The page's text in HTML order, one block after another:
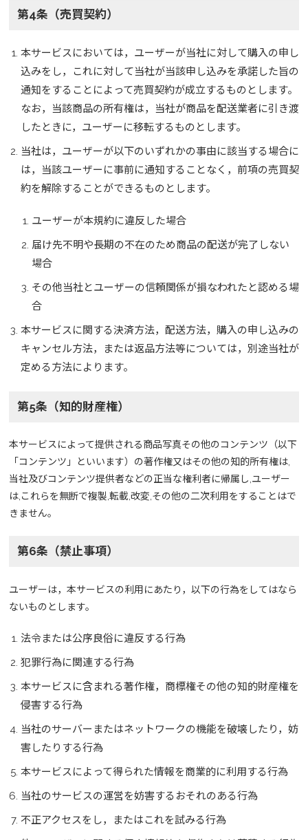
第4条（売買契約）
本サービスにおいては，ユーザーが当社に対して購入の申し
込みをし，これに対して当社が当該申し込みを承諾した旨の
通知をすることによって売買契約が成立するものとします。
なお，当該商品の所有権は，当社が商品を配送業者に引き渡
したときに，ユーザーに移転するものとします。
当社は，ユーザーが以下のいずれかの事由に該当する場合に
は，当該ユーザーに事前に通知することなく，前項の売買契
約を解除することができるものとします。
ユーザーが本規約に違反した場合
届け先不明や長期の不在のため商品の配送が完了しない
場合
その他当社とユーザーの信頼関係が損なわれたと認める場
合
本サービスに関する決済方法，配送方法，購入の申し込みの
キャンセル方法，または返品方法等については，別途当社が
定める方法によります。
第5条（知的財産権）
本サービスによって提供される商品写真その他のコンテンツ（以下
「コンテンツ」といいます）の著作権又はその他の知的所有権は,
当社及びコンテンツ提供者などの正当な権利者に帰属し,ユーザー
は,これらを無断で複製,転載,改変,その他の二次利用をすることはで
きません。
第6条（禁止事項）
ユーザーは，本サービスの利用にあたり，以下の行為をしてはなら
ないものとします。
法令または公序良俗に違反する行為
犯罪行為に関連する行為
本サービスに含まれる著作権，商標権その他の知的財産権を
侵害する行為
当社のサーバーまたはネットワークの機能を破壊したり，妨
害したりする行為
本サービスによって得られた情報を商業的に利用する行為
当社のサービスの運営を妨害するおそれのある行為
不正アクセスをし，またはこれを試みる行為